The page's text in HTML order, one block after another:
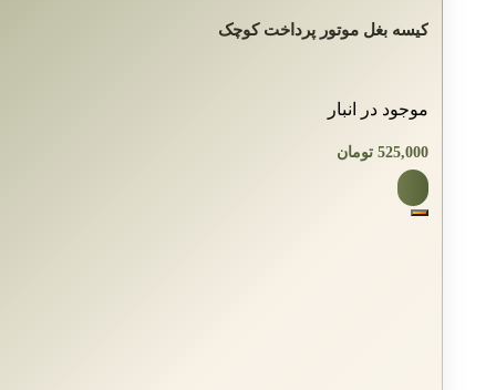
کیسه بغل موتور پرداخت کوچک
موجود در انبار
525,000 تومان